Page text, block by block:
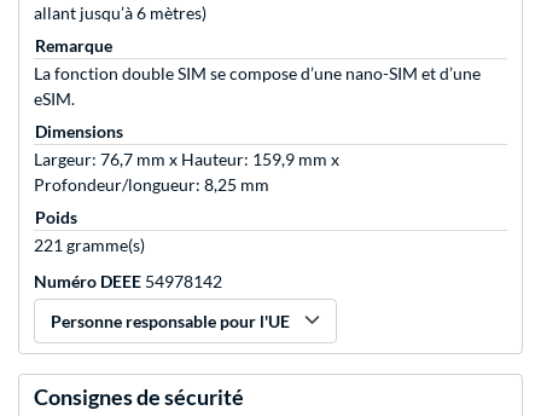
allant jusqu’à 6 mètres)
Remarque
La fonction double SIM se compose d’une nano-SIM et d’une
eSIM.
Dimensions
Largeur: 76,7 mm x Hauteur: 159,9 mm x
Profondeur/longueur: 8,25 mm
Poids
221 gramme(s)
Numéro DEEE 54978142
Personne responsable pour l'UE
Consignes de sécurité